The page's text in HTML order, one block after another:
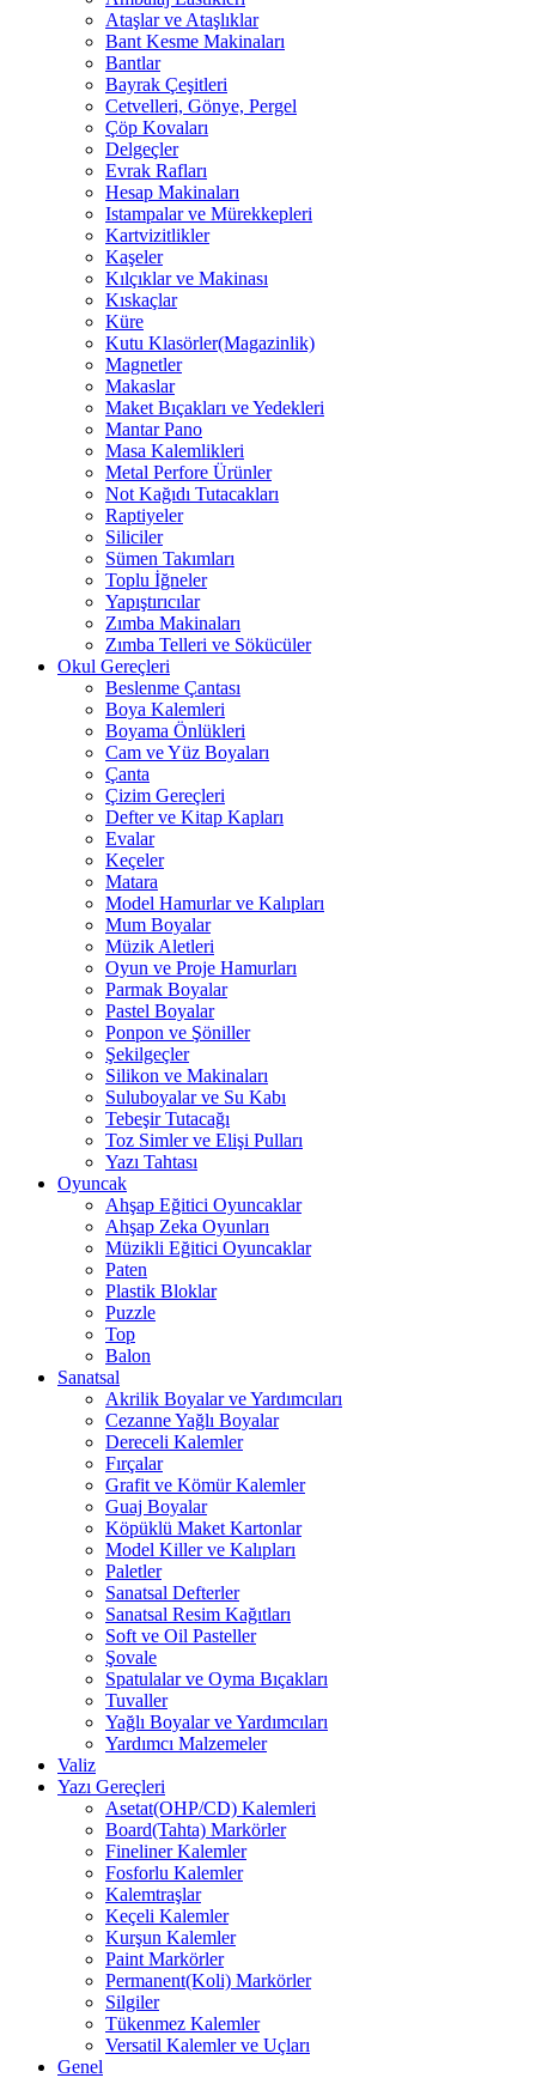
Ataşlar ve Ataşlıklar
Bant Kesme Makinaları
Bantlar
Bayrak Çeşitleri
Cetvelleri, Gönye, Pergel
Çöp Kovaları
Delgeçler
Evrak Rafları
Hesap Makinaları
Istampalar ve Mürekkepleri
Kartvizitlikler
Kaşeler
Kılçıklar ve Makinası
Kıskaçlar
Küre
Kutu Klasörler(Magazinlik)
Magnetler
Makaslar
Maket Bıçakları ve Yedekleri
Mantar Pano
Masa Kalemlikleri
Metal Perfore Ürünler
Not Kağıdı Tutacakları
Raptiyeler
Siliciler
Sümen Takımları
Toplu İğneler
Yapıştırıcılar
Zımba Makinaları
Zımba Telleri ve Sökücüler
Okul Gereçleri
Beslenme Çantası
Boya Kalemleri
Boyama Önlükleri
Cam ve Yüz Boyaları
Çanta
Çizim Gereçleri
Defter ve Kitap Kapları
Evalar
Keçeler
Matara
Model Hamurlar ve Kalıpları
Mum Boyalar
Müzik Aletleri
Oyun ve Proje Hamurları
Parmak Boyalar
Pastel Boyalar
Ponpon ve Şöniller
Şekilgeçler
Silikon ve Makinaları
Suluboyalar ve Su Kabı
Tebeşir Tutacağı
Toz Simler ve Elişi Pulları
Yazı Tahtası
Oyuncak
Ahşap Eğitici Oyuncaklar
Ahşap Zeka Oyunları
Müzikli Eğitici Oyuncaklar
Paten
Plastik Bloklar
Puzzle
Top
Balon
Sanatsal
Akrilik Boyalar ve Yardımcıları
Cezanne Yağlı Boyalar
Dereceli Kalemler
Fırçalar
Grafit ve Kömür Kalemler
Guaj Boyalar
Köpüklü Maket Kartonlar
Model Killer ve Kalıpları
Paletler
Sanatsal Defterler
Sanatsal Resim Kağıtları
Soft ve Oil Pasteller
Şovale
Spatulalar ve Oyma Bıçakları
Tuvaller
Yağlı Boyalar ve Yardımcıları
Yardımcı Malzemeler
Valiz
Yazı Gereçleri
Asetat(OHP/CD) Kalemleri
Board(Tahta) Markörler
Fineliner Kalemler
Fosforlu Kalemler
Kalemtraşlar
Keçeli Kalemler
Kurşun Kalemler
Paint Markörler
Permanent(Koli) Markörler
Silgiler
Tükenmez Kalemler
Versatil Kalemler ve Uçları
Genel